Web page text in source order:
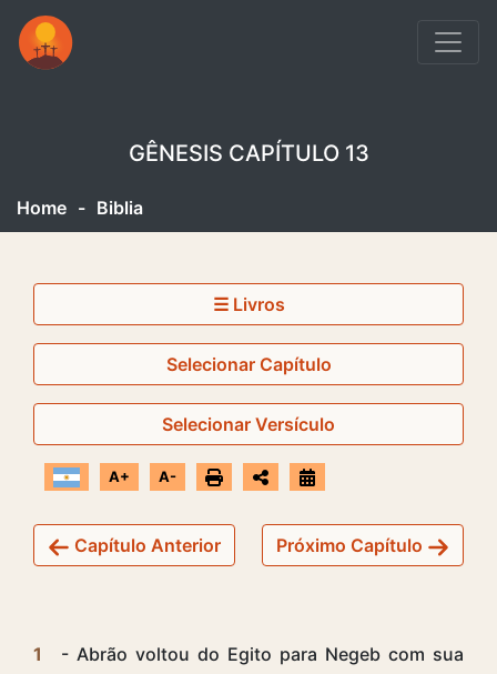
GÊNESIS CAPÍTULO 13
Home - Biblia
☰ Livros
Selecionar Capítulo
Selecionar Versículo
A+ A-
Capítulo Anterior Próximo Capítulo
1
- Abrão voltou do Egito para Negeb com sua